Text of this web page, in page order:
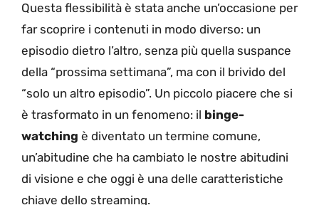
Questa flessibilità è stata anche un’occasione per
far scoprire i contenuti in modo diverso: un
episodio dietro l’altro, senza più quella suspance
della “prossima settimana”, ma con il brivido del
“solo un altro episodio”. Un piccolo piacere che si
è trasformato in un fenomeno: il binge-
watching è diventato un termine comune,
un’abitudine che ha cambiato le nostre abitudini
di visione e che oggi è una delle caratteristiche
chiave dello streaming.